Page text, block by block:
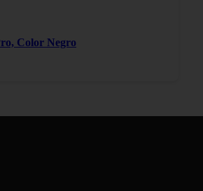
Color Negro